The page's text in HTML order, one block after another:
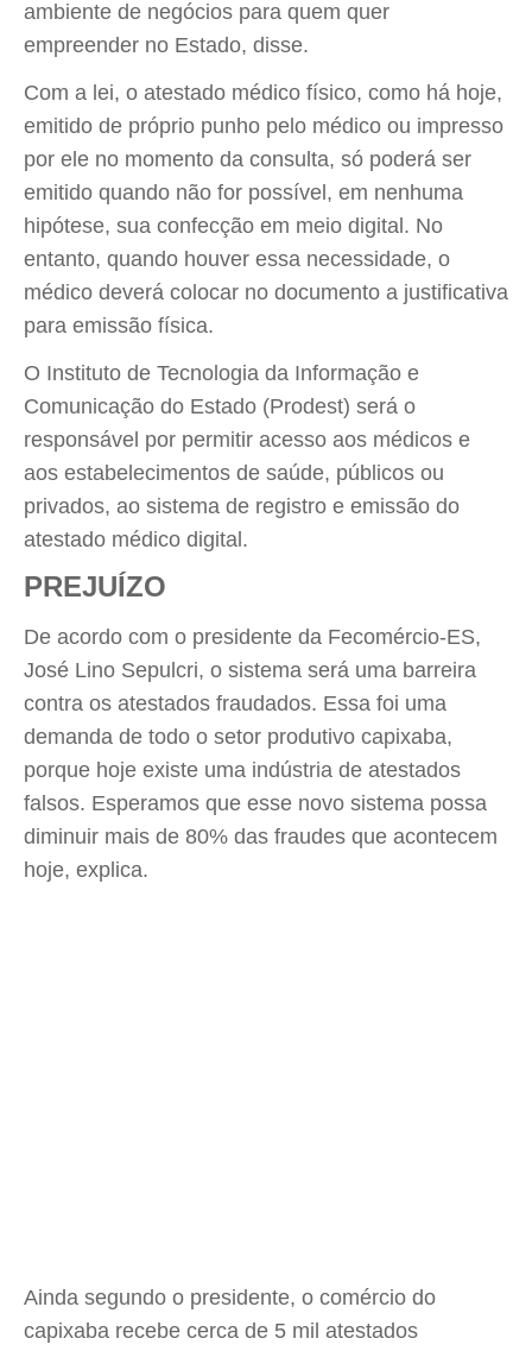
ambiente de negócios para quem quer
empreender no Estado, disse.
Com a lei, o atestado médico físico, como há hoje,
emitido de próprio punho pelo médico ou impresso
por ele no momento da consulta, só poderá ser
emitido quando não for possível, em nenhuma
hipótese, sua confecção em meio digital. No
entanto, quando houver essa necessidade, o
médico deverá colocar no documento a justificativa
para emissão física.
O Instituto de Tecnologia da Informação e
Comunicação do Estado (Prodest) será o
responsável por permitir acesso aos médicos e
aos estabelecimentos de saúde, públicos ou
privados, ao sistema de registro e emissão do
atestado médico digital.
PREJUÍZO
De acordo com o presidente da Fecomércio-ES,
José Lino Sepulcri, o sistema será uma barreira
contra os atestados fraudados. Essa foi uma
demanda de todo o setor produtivo capixaba,
porque hoje existe uma indústria de atestados
falsos. Esperamos que esse novo sistema possa
diminuir mais de 80% das fraudes que acontecem
hoje, explica.
Ainda segundo o presidente, o comércio do
capixaba recebe cerca de 5 mil atestados